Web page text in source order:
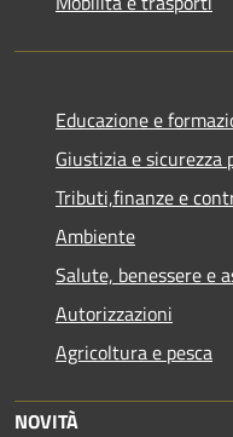
Educazione e
Giustizia e sicurezza
Tributi,finanze e
Ambiente
Salute, benessere e
Autorizzazioni
Agricoltura e pesca
NOVITÀ